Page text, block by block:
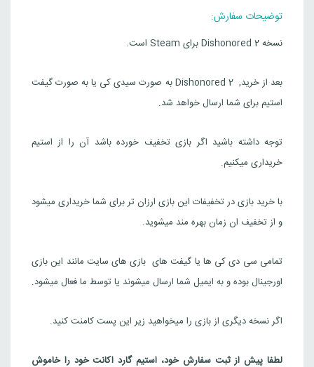
توضیحات سفارش:
نسخه Dishonored 2 برای Steam است.
بعد از خرید, Dishonored 2 به صورت سیدی کی یا به صورت گیفت
استیم برای شما ارسال خواهد شد.
توجه داشته باشید اگر بازی تخفیف خورده باشد آن را از استیم
خریداری میکنیم.
با خرید بازی در تخفیفات این بازی ارزان تر برای شما خریداری میشود
و از تخفیف ان زمان بهره مند میشوید.
تمامی سی دی کی ها یا گیفت های بازی های سایت مانند این بازی
اورجینال بوده و به ایمیل شما ارسال میشوند یا توسط ما فعال میشود.
اگر نسخه دیگری از بازی را میخواهید زیر این پست کامنت کنید.
لطفا پیش از ثبت سفارش خود، استیم گارد اکانت خود را خاموش